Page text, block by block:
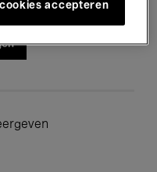
accepteren